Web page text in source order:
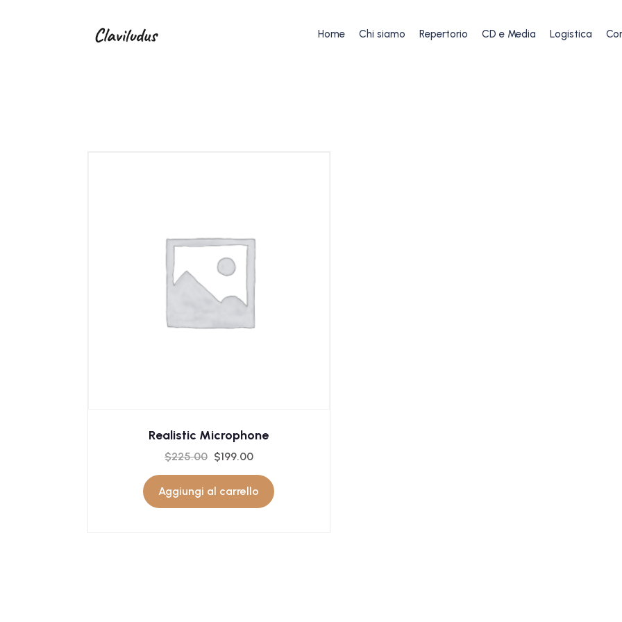
Home Chi siamo Repertorio CD e Media Logistica
Realistic Microphone
$225.00 $199.00
Aggiungi al carrello